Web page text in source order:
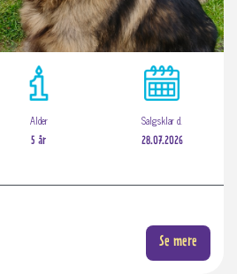
Alder
5 år
Salgsklar d.
28.07.2026
Se mere